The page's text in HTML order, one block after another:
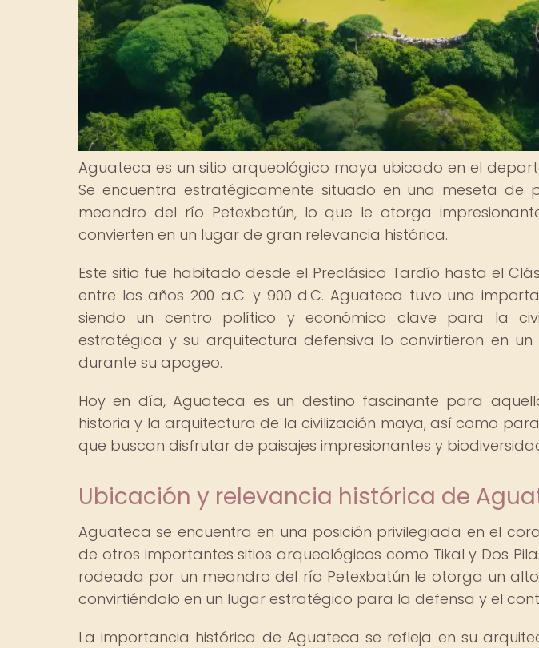
Aguateca es un sitio arqueológico maya ubicado en el
Se encuentra estratégicamente situado en una meseta
meandro del río Petexbatún, lo que le otorga
convierten en un lugar de gran relevancia histórica.
Este sitio fue habitado desde el Preclásico Tardío hasta el
entre los años 200 a.C. y 900 d.C. Aguateca tuvo una
siendo un centro político y económico clave para la
estratégica y su arquitectura defensiva lo convirtieron en
durante su apogeo.
Hoy en día, Aguateca es un destino fascinante para
historia y la arquitectura de la civilización maya, así como
que buscan disfrutar de paisajes impresionantes y
Ubicación y relevancia histórica de
Aguateca se encuentra en una posición privilegiada en el
de otros importantes sitios arqueológicos como Tikal y Dos
rodeada por un meandro del río Petexbatún le otorga un
convirtiéndolo en un lugar estratégico para la defensa y el
La importancia histórica de Aguateca se refleja en su